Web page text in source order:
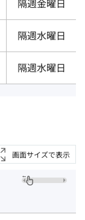
隔週金曜日
隔週水曜日
隔週水曜日
画面サイズで表示